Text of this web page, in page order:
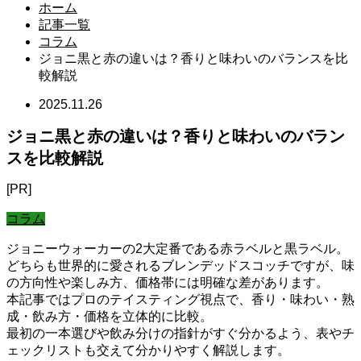
ホーム
記事一覧
コラム
ジョニ黒と赤の違いは？香りと味わいのバランスを比
較解説
2025.11.26
ジョニ黒と赤の違いは？香りと味わいのバラン
スを比較解説
[PR]
コラム
ジョニーウォーカーの2大定番である赤ラベルと黒ラベル。
どちらも世界的に愛されるブレンデッドスコッチですが、味
の方向性や楽しみ方、価格帯には明確な差があります。
本記事ではプロのテイスティング視点で、香り・味わい・熟
成・飲み方・価格を立体的に比較。
最初の一本選びや飲み分けの指針がすぐ分かるよう、表やチ
ェックリストも交えて分かりやすく解説します。